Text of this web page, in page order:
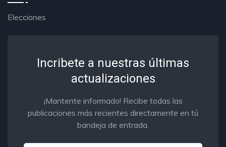
Elecciones
Incribete a nuestras últimas
actualizaciones
¡Mantente informado! Recibe todas las
publicaciones más recientes directamente en tú
bandeja de entrada.